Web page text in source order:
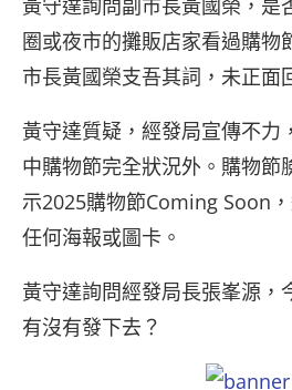
黃守達詢問副市長黃國榮，是
圈或夜市的攤販店家看過購物
市長黃國榮支吾其詞，未正面
黃守達質疑，經發局宣傳不力
中購物節完全狀況外。購物節
示2025購物節Coming Soon
任何海報或圖卡。
黃守達詢問經發局長張峯源，
有沒有發下去？